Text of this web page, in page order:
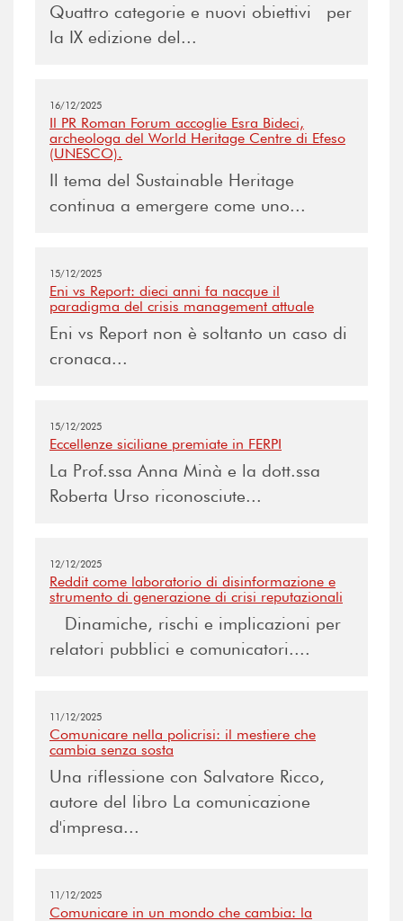
Quattro categorie e nuovi obiettivi per
la IX edizione del...
16/12/2025
Il PR Roman Forum accoglie Esra Bideci,
archeologa del World Heritage Centre di Efeso
(UNESCO).
Il tema del Sustainable Heritage
continua a emergere come uno...
15/12/2025
Eni vs Report: dieci anni fa nacque il
paradigma del crisis management attuale
Eni vs Report non è soltanto un caso di
cronaca...
15/12/2025
Eccellenze siciliane premiate in FERPI
La Prof.ssa Anna Minà e la dott.ssa
Roberta Urso riconosciute...
12/12/2025
Reddit come laboratorio di disinformazione e
strumento di generazione di crisi reputazionali
Dinamiche, rischi e implicazioni per
relatori pubblici e comunicatori....
11/12/2025
Comunicare nella policrisi: il mestiere che
cambia senza sosta
Una riflessione con Salvatore Ricco,
autore del libro La comunicazione
d'impresa...
11/12/2025
Comunicare in un mondo che cambia: la